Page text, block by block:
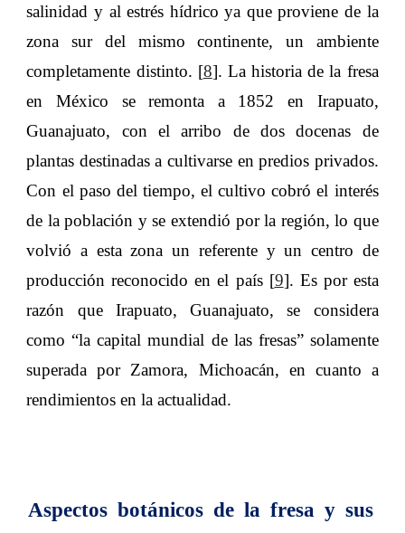
salinidad y al estrés hídrico ya que proviene de la
zona sur del mismo continente, un ambiente
completamente distinto. [8]. La historia de la fresa
en México se remonta a 1852 en Irapuato,
Guanajuato, con el arribo de dos docenas de
plantas destinadas a cultivarse en predios privados.
Con el paso del tiempo, el cultivo cobró el interés
de la población y se extendió por la región, lo que
volvió a esta zona un referente y un centro de
producción reconocido en el país [9]. Es por esta
razón que Irapuato, Guanajuato, se considera
como “la capital mundial de las fresas” solamente
superada por Zamora, Michoacán, en cuanto a
rendimientos en la actualidad.
Aspectos botánicos de la fresa y sus